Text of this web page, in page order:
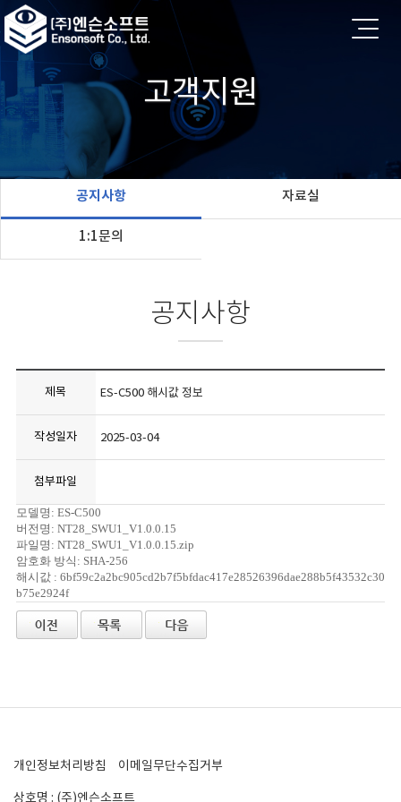
고객지원
공지사항 자료실
1:1문의
공지사항
제목 ES-C500 해시값 정보
작성일자 2025-03-04
첨부파일
모델명: ES-C500
버전명: NT28_SWU1_V1.0.0.15
파일명: NT28_SWU1_V1.0.0.15.zip
암호화 방식: SHA-256
해시값 : 6bf59c2a2bc905cd2b7f5bfdac417e28526396dae288b5f43532c30
b75e2924f
개인정보처리방침
이메일무단수집거부
상호명 : (주)엔슨소프트